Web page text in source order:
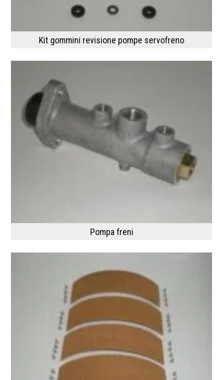
Kit gommini revisione pompe servofreno
Pompa freni